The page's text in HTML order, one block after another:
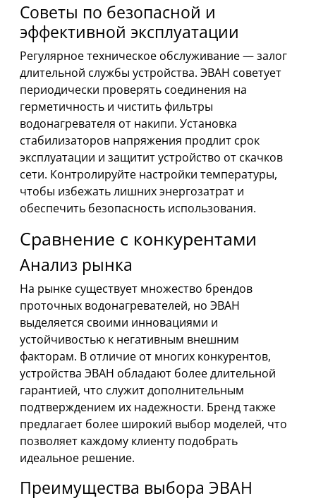
Советы по безопасной и
эффективной эксплуатации
Регулярное техническое обслуживание — залог
длительной службы устройства. ЭВАН советует
периодически проверять соединения на
герметичность и чистить фильтры
водонагревателя от накипи. Установка
стабилизаторов напряжения продлит срок
эксплуатации и защитит устройство от скачков
сети. Контролируйте настройки температуры,
чтобы избежать лишних энергозатрат и
обеспечить безопасность использования.
Сравнение с конкурентами
Анализ рынка
На рынке существует множество брендов
проточных водонагревателей, но ЭВАН
выделяется своими инновациями и
устойчивостью к негативным внешним
факторам. В отличие от многих конкурентов,
устройства ЭВАН обладают более длительной
гарантией, что служит дополнительным
подтверждением их надежности. Бренд также
предлагает более широкий выбор моделей, что
позволяет каждому клиенту подобрать
идеальное решение.
Преимущества выбора ЭВАН